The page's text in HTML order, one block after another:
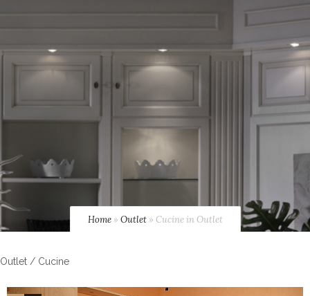
Home» Outlet» Cucine in Outlet
Outlet / Cucine